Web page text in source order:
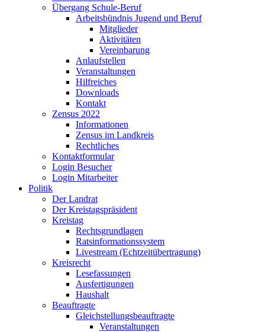
Übergang Schule-Beruf
Arbeitsbündnis Jugend und Beruf
Mitglieder
Aktivitäten
Vereinbarung
Anlaufstellen
Veranstaltungen
Hilfreiches
Downloads
Kontakt
Zensus 2022
Informationen
Zensus im Landkreis
Rechtliches
Kontaktformular
Login Besucher
Login Mitarbeiter
Politik
Der Landrat
Der Kreistagspräsident
Kreistag
Rechtsgrundlagen
Ratsinformationssystem
Livestream (Echtzeitübertragung)
Kreisrecht
Lesefassungen
Ausfertigungen
Haushalt
Beauftragte
Gleichstellungsbeauftragte
Veranstaltungen